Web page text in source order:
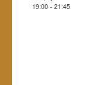
19:00 - 21:45